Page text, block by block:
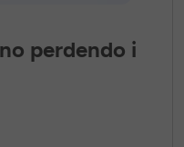
perdendo i